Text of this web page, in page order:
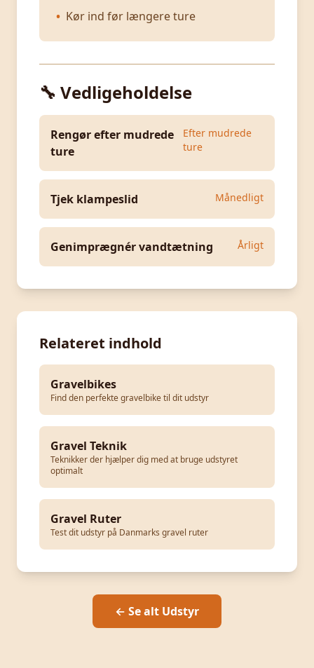
• Kør ind før længere ture
🔧 Vedligeholdelse
Rengør efter mudrede
ture
Efter mudrede
ture
Tjek klampeslid Månedligt
Genimprægnér vandtætning Årligt
Relateret indhold
Gravelbikes
Find den perfekte gravelbike til dit udstyr
Gravel Teknik
Teknikker der hjælper dig med at bruge udstyret
optimalt
Gravel Ruter
Test dit udstyr på Danmarks gravel ruter
← Se alt Udstyr